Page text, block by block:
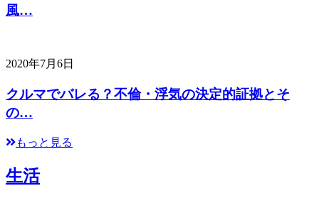
風…
2020年7月6日
クルマでバレる？不倫・浮気の決定的証拠とそ
の…
もっと見る
生活